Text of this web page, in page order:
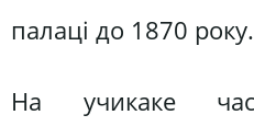
палаці до 1870 року.
На учикаке